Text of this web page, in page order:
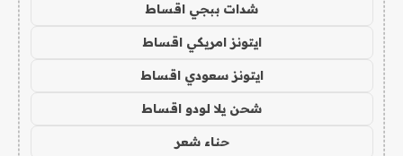
شدات ببجي اقساط
ايتونز امريكي اقساط
ايتونز سعودي اقساط
شحن يلا لودو اقساط
حناء شعر